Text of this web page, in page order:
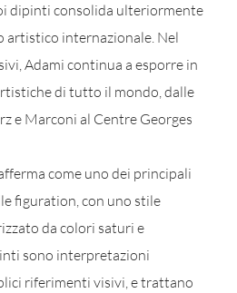
dipinti consolida ulteriormente
artistico internazionale. Nel
Adami continua a esporre in
di tutto il mondo, dalle
e Marconi al Centre Georges
come uno dei principali
figuration, con uno stile
da colori saturi e
sono interpretazioni
riferimenti visivi, e trattano